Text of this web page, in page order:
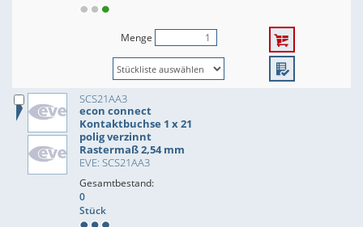
Menge
SCS21AA3
econ connect
Kontaktbuchse 1 x 21
polig verzinnt
Rastermaß 2,54 mm
EVE: SCS21AA3
Gesamtbestand:
0
Stück